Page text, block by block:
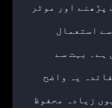
اور موٹر
استعمال
ہے۔ بہت سے
یہ واضح
زیادہ محفوظ